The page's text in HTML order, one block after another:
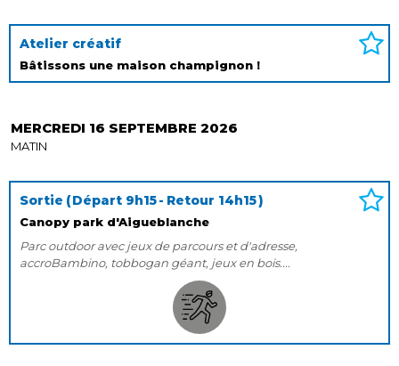
Atelier créatif
Bâtissons une maison champignon !
Sortie Départ 9h15 Retour 14h15
Canopy park d'Aigueblanche
MERCREDI 16 SEPTEMBRE 2026
MATIN
Parc outdoor avec jeux de parcours et d'adresse,
accroBambino, tobbogan géant, jeux en bois....